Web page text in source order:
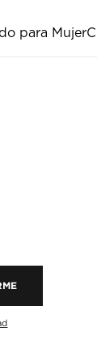
para Mujer